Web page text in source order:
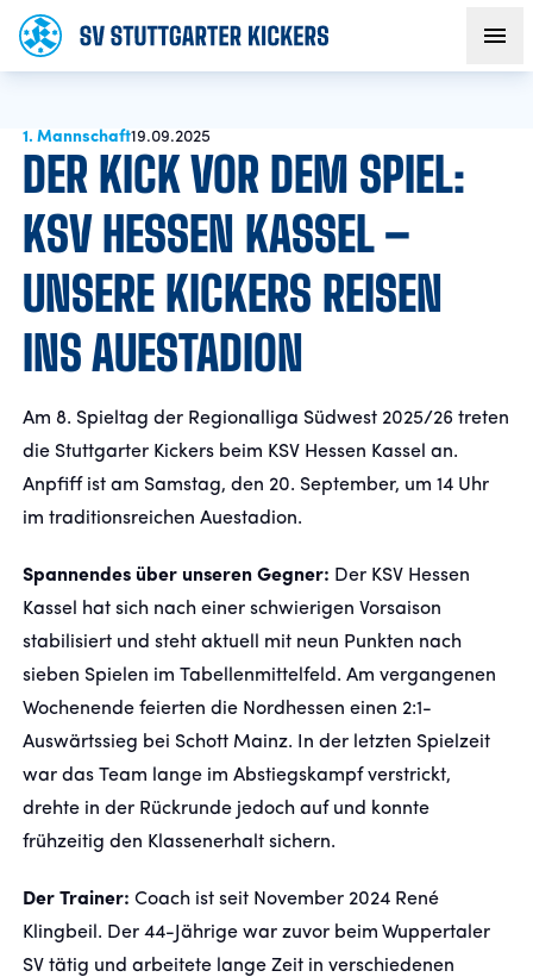
AKTUELLES
TEAM
VEREIN
FANS
NACHWUCHS
BUSINESS
FANSHOP
TICKETS
Präsentiert von
1. Mannschaft19.09.2025
DER KICK VOR DEM SPIEL:
KSV HESSEN KASSEL –
UNSERE KICKERS REISEN
INS AUESTADION
Am 8. Spieltag der Regionalliga Südwest 2025/26 treten
die Stuttgarter Kickers beim KSV Hessen Kassel an.
Anpfiff ist am Samstag, den 20. September, um 14 Uhr
im traditionsreichen Auestadion.
Spannendes über unseren Gegner: Der KSV Hessen
Kassel hat sich nach einer schwierigen Vorsaison
stabilisiert und steht aktuell mit neun Punkten nach
sieben Spielen im Tabellenmittelfeld. Am vergangenen
Wochenende feierten die Nordhessen einen 2:1-
Auswärtssieg bei Schott Mainz. In der letzten Spielzeit
war das Team lange im Abstiegskampf verstrickt,
drehte in der Rückrunde jedoch auf und konnte
frühzeitig den Klassenerhalt sichern.
Der Trainer: Coach ist seit November 2024 René
Klingbeil. Der 44-Jährige war zuvor beim Wuppertaler
SV tätig und arbeitete lange Zeit in verschiedenen